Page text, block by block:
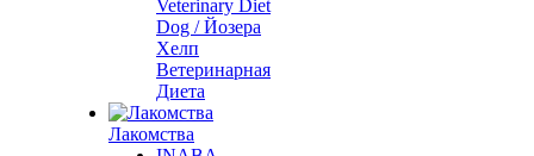
Veterinary Diet
Dog / Йозера
Хелп
Ветеринарная
Диета
Лакомства